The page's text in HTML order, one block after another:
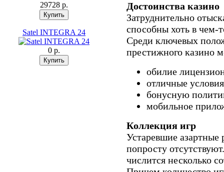
29728 p.
Satel INTEGRA 24
0 p.
Достоинства казино
Затруднительно
способны хоть в чем-
Среди ключевых
престижного казино
обилие
отличные
бонусную
мобильное
Коллекция игр
Устаревшие азартные
попросту
числится несколько